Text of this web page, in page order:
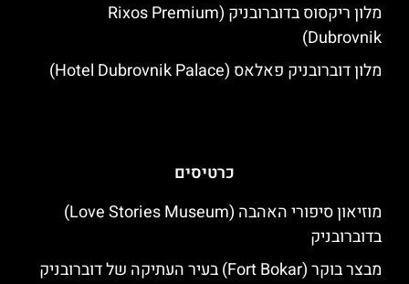
מלון ריקסוס בדוברובניק (Rixos Premium
Dubrovnik)
מלון דוברובניק פאלאס (Hotel Dubrovnik Palace)
כרטיסים
מוזיאון סיפורי האהבה (Love Stories Museum)
בדוברובניק
מבצר בוקר (Fort Bokar) בעיר העתיקה של דוברובניק